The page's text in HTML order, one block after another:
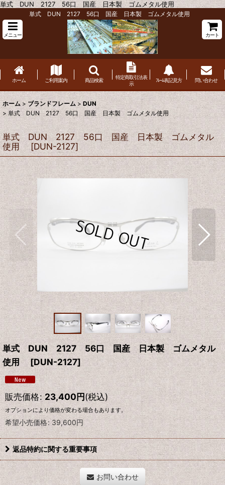
単式 DUN 2127 56口 国産 日本製 ゴムメタル使用
単式 DUN 2127 56口 国産 日本製 ゴムメタル使用
メニュー カート
ホーム ご利用案内 商品検索
特定商取引法表
示
ﾌﾚｰﾑ表記見方 問い合わせ
ホーム > ブランドフレーム > DUN
> 単式 DUN 2127 56口 国産 日本製 ゴムメタル使用
単式 DUN 2127 56口 国産 日本製 ゴムメタル
使用 [DUN-2127]
単式 DUN 2127 56口 国産 日本製 ゴムメタル
使用 [DUN-2127]
販売価格: 23,400円(税込)
オプションにより価格が変わる場合もあります。
希望小売価格: 39,600円
返品特約に関する重要事項
お問い合わせ